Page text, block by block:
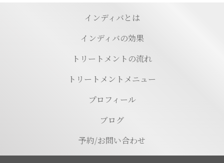
インディバとは
インディバの効果
トリートメントの流れ
トリートメントメニュー
プロフィール
ブログ
予約/お問い合わせ